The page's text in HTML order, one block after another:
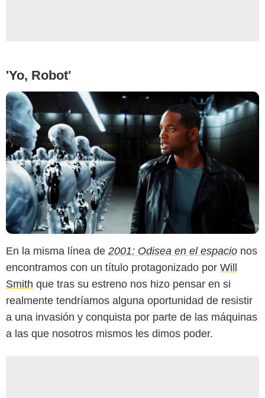
'Yo, Robot'
En la misma línea de 2001: Odisea en el espacio nos
encontramos con un título protagonizado por Will
Smith que tras su estreno nos hizo pensar en si
realmente tendríamos alguna oportunidad de resistir
a una invasión y conquista por parte de las máquinas
a las que nosotros mismos les dimos poder.